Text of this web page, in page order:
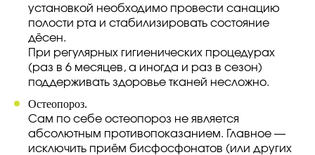
установкой необходимо провести санацию
полости рта и стабилизировать состояние
дёсен.
При регулярных гигиенических процедурах
(раз в 6 месяцев, а иногда и раз в сезон)
поддерживать здоровье тканей несложно.
Остеопороз.
Сам по себе остеопороз не является
абсолютным противопоказанием. Главное —
исключить приём бисфосфонатов (или других